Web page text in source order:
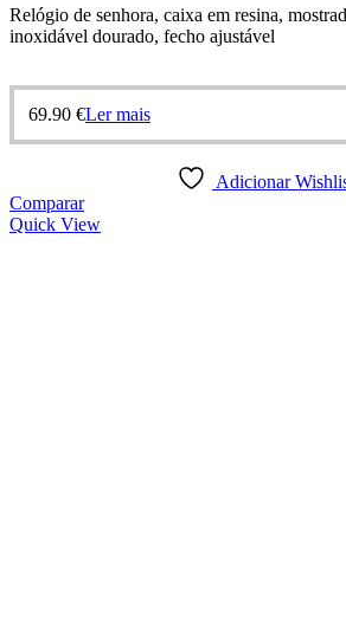
Relógio de senhora, caixa em resina,
inoxidável dourado, fecho ajustável
69.90 €Ler mais
Adicionar
Comparar
Quick View